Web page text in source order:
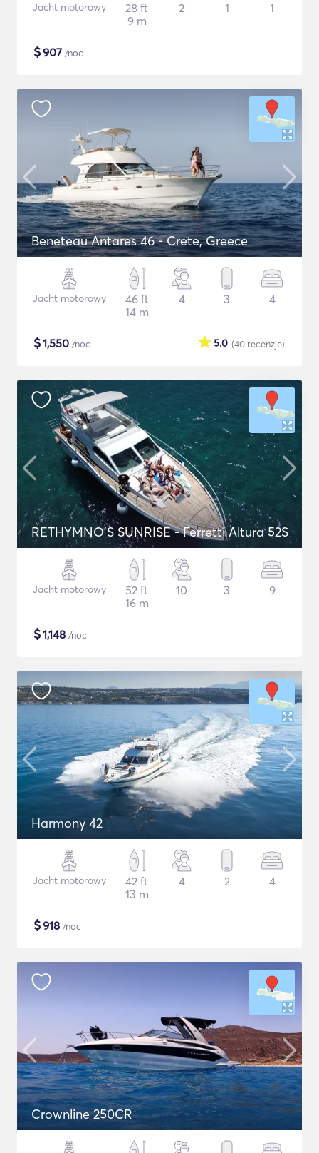
Jacht motorowy
28 ft
9 m
2 1 1
$907 /noc
Beneteau Antares 46 - Crete, Greece
Jacht motorowy
46 ft
14 m
4 3 4
$1,550 /noc (40 recenzje)
5.0
RETHYMNO'S SUNRISE - Ferretti Altura 52S
Jacht motorowy
52 ft
16 m
10 3 9
$1,148 /noc
Harmony 42
Jacht motorowy
42 ft
13 m
4 2 4
$918 /noc
Crownline 250CR